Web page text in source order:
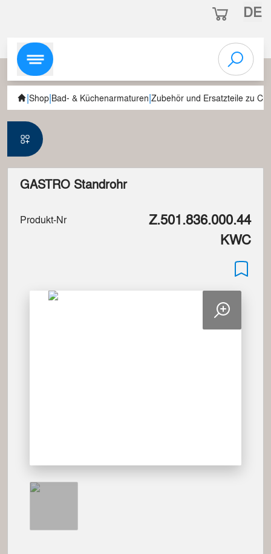
DE
|Shop|Bad- & Küchenarmaturen|Zubehör und Ersatzteile zu
GASTRO Standrohr
Produkt-Nr
Z.501.836.000.44
KWC